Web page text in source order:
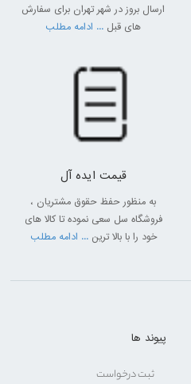
ارسال بروز در شهر تهران برای سفارش
های قبل ... ادامه مطلب
قیمت ایده آل
به منظور حفظ حقوق مشتریان ،
فروشگاه سل سعی نموده تا کالا های
خود را با بالا ترین ... ادامه مطلب
پیوند ها
ثبت درخواست